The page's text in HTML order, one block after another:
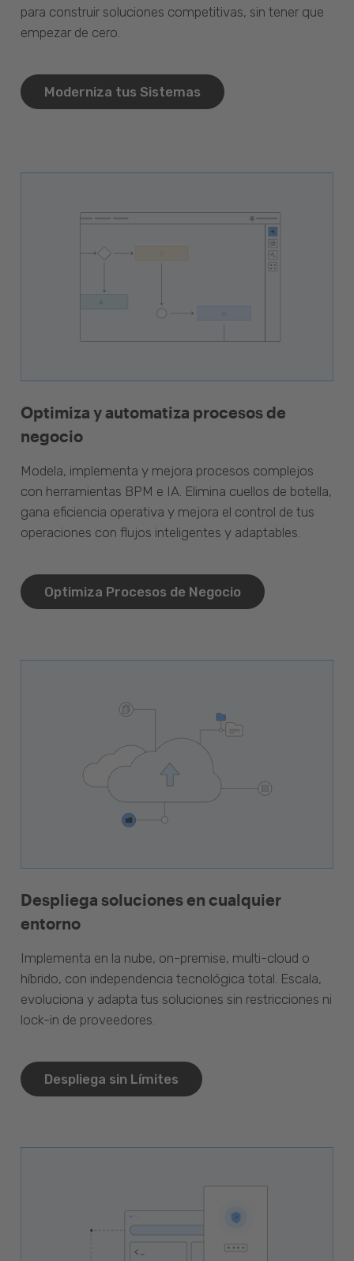
para construir soluciones competitivas, sin tener que
empezar de cero.
Moderniza tus Sistemas
Optimiza y automatiza procesos de
negocio
Modela, implementa y mejora procesos complejos
con herramientas BPM e IA. Elimina cuellos de botella,
gana eficiencia operativa y mejora el control de tus
operaciones con flujos inteligentes y adaptables.
Optimiza Procesos de Negocio
Despliega soluciones en cualquier
entorno
Implementa en la nube, on-premise, multi-cloud o
híbrido, con independencia tecnológica total. Escala,
evoluciona y adapta tus soluciones sin restricciones ni
lock-in de proveedores.
Despliega sin Límites